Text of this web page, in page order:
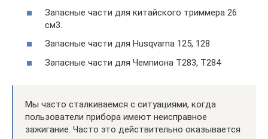
Запасные части для китайского триммера 26
см3.
Запасные части для Husqvarna 125, 128
Запасные части для Чемпиона Т283, Т284
Мы часто сталкиваемся с ситуациями, когда
пользователи прибора имеют неисправное
зажигание. Часто это действительно оказывается